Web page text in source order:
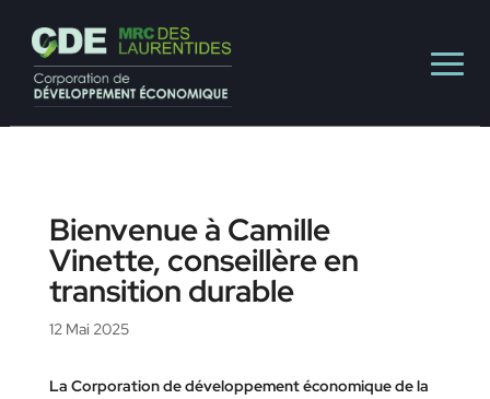
Bienvenue à Camille
Vinette, conseillère en
transition durable
12 Mai 2025
La Corporation de développement économique de la